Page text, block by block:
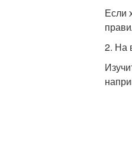
Если
2. На